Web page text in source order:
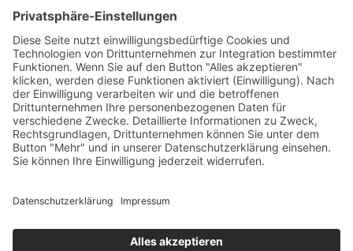
Ski Alpin
Ski Nordisch
Winter-Highlights
Aktuelles
Verband
Aktion Pro Ski
Selektionsrichtlinien
Kontakt
Impressum
Datenschutz
Internationale Verbände
IBU